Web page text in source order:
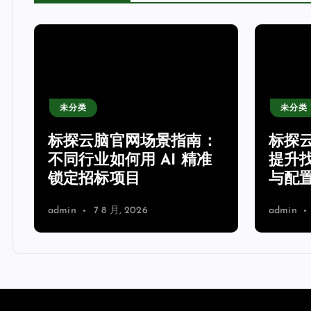
未分类
标探云脑官网场景指南：
不同行业如何用 AI 精准
锁定招标项目
admin 7 8 月, 2026
未分类
标探
提升
与配
admin